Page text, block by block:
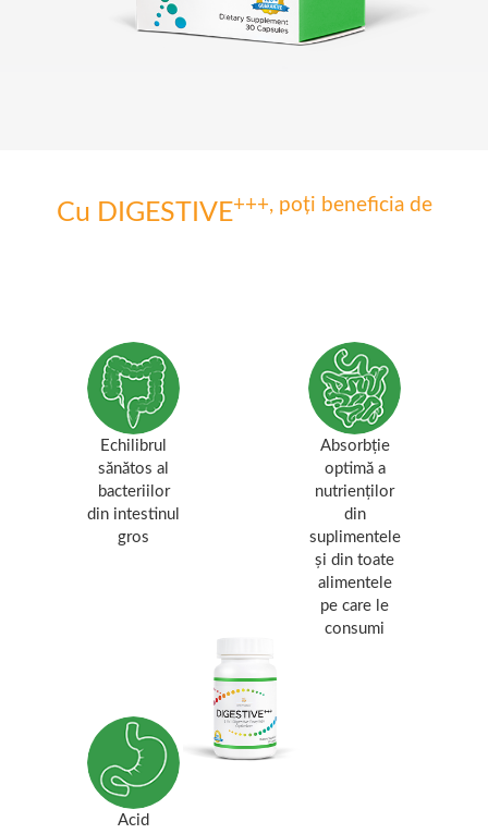
Cu DIGESTIVE+++, poți beneficia de
Echilibrul
sănătos al
bacteriilor
din intestinul
gros
Absorbție
optimă a
nutrienților
din
suplimentele
și din toate
alimentele
pe care le
consumi
Acid